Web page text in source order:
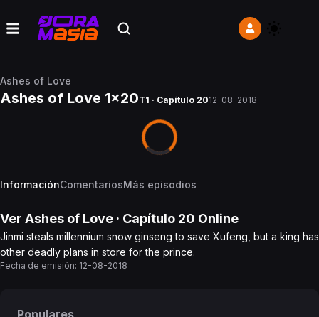
Ashes of Love
Ashes of Love 1x20T1 · Capítulo 2012-08-2018
InformaciónComentariosMás episodios
Ver Ashes of Love · Capítulo 20 Online
Jinmi steals millennium snow ginseng to save Xufeng, but a king has
other deadly plans in store for the prince.
Fecha de emisión: 12-08-2018
Populares